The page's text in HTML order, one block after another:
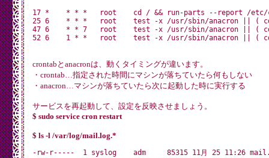
/usr/bin/logger -t logrotate "ALERT exited
fi
17 *    * * *   root    cd / && run-parts --report /etc/
25 6    * * *   root    test -x /usr/sbin/anacron || (
47 6    * * 7   root    test -x /usr/sbin/anacron || (
crontabとanacronは、動くタイミングが違います。
・crontab…指定された時間にマシンが落ちていたら何もしない
・anacron…マシンが落ちていたら次に起動した時に実行する
サービスを再起動して、設定を反映させましょう。
$ sudo service cron restart
$ ls -l /var/log/mail.log.*
-rw-r-----  1 syslog    adm     85315 11月 25 11:26